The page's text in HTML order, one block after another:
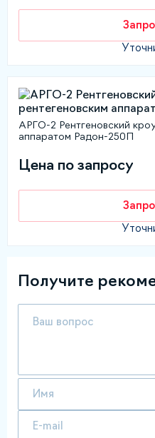
АРГО-2 Рентгеновский
аппаратом Радон-250П
Цена по запросу
Получите